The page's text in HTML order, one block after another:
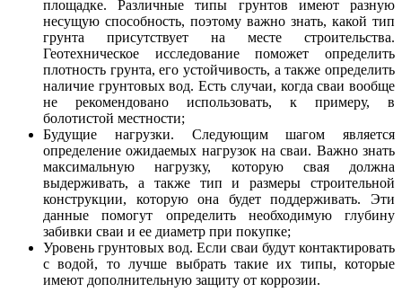
площадке. Различные типы грунтов имеют разную
несущую способность, поэтому важно знать, какой тип
грунта присутствует на месте строительства.
Геотехническое исследование поможет определить
плотность грунта, его устойчивость, а также определить
наличие грунтовых вод. Есть случаи, когда сваи вообще
не рекомендовано использовать, к примеру, в
болотистой местности;
Будущие нагрузки. Следующим шагом является
определение ожидаемых нагрузок на сваи. Важно знать
максимальную нагрузку, которую свая должна
выдерживать, а также тип и размеры строительной
конструкции, которую она будет поддерживать. Эти
данные помогут определить необходимую глубину
забивки сваи и ее диаметр при покупке;
Уровень грунтовых вод. Если сваи будут контактировать
с водой, то лучше выбрать такие их типы, которые
имеют дополнительную защиту от коррозии.